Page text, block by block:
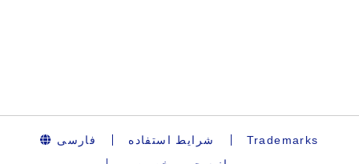
فارسی شرایط استفاده
Trademarks